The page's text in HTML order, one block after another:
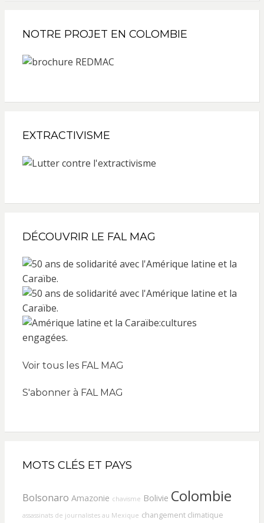
NOTRE PROJET EN COLOMBIE
EXTRACTIVISME
DÉCOUVRIR LE FAL MAG
Voir tous les FAL MAG
S'abonner à FAL MAG
MOTS CLÉS ET PAYS
Bolsonaro Amazonie chavisme Bolivie Colombie
assassinats de journalistes au Mexique changement climatique